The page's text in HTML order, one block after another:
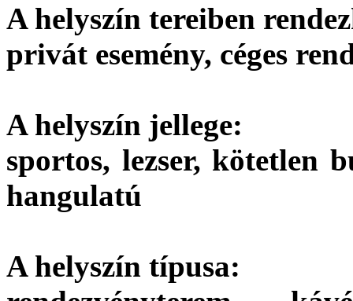
A helyszín tereiben
privát esemény, céges
A helyszín jellege:
sportos, lezser, kötetlen
hangulatú
A helyszín típusa: